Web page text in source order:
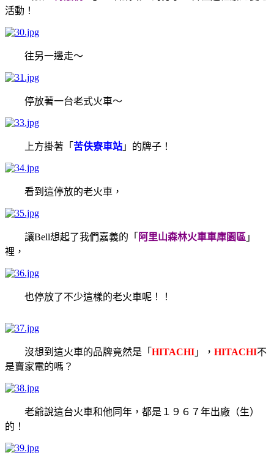
活動！
往另一邊走～
停放著一台老式火車～
上方掛著「 苦伕寮車站 」的牌子！
看到這停放的老火車，
讓Bell想起了我們嘉義的「 阿里山森林火車車庫園區 」
裡，
也停放了不少這樣的老火車呢！！
沒想到這火車的品牌竟然是「 HITACHI 」， HITACHI不
是賣家電的嗎？
老爺說這台火車和他同年，都是１９６７年出廠（生）
的！